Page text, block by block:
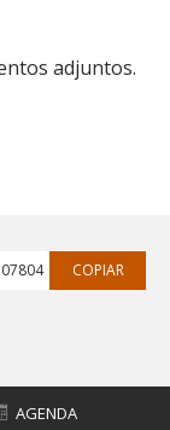
adjuntos.
COPIAR
AGENDA